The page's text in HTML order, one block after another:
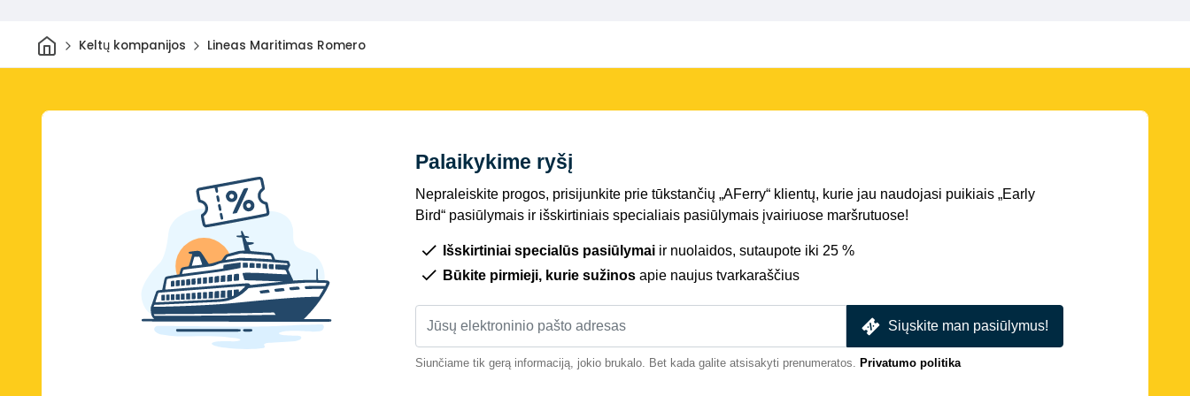
Pradžia
Keltų kompanijos Lineas Maritimas Romero
Palaikykime ryšį
Nepraleiskite progos, prisijunkite prie tūkstančių „AFerry“ klientų, kurie jau naudojasi puikiais „Early
Bird“ pasiūlymais ir išskirtiniais specialiais pasiūlymais įvairiuose maršrutuose!
Išskirtiniai specialūs pasiūlymai ir nuolaidos, sutaupote iki 25 %
Būkite pirmieji, kurie sužinos apie naujus tvarkaraščius
Siųskite man pasiūlymus!
Siunčiame tik gerą informaciją, jokio brukalo. Bet kada galite atsisakyti prenumeratos. Privatumo politika